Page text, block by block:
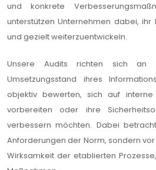
und konkrete
unterstützen Unternehmen dabei, ihr
und gezielt weiterzuentwickeln.
Unsere Audits richten sich an
Umsetzungsstand ihres
objektiv bewerten, sich auf
vorbereiten oder ihre
verbessern möchten. Dabei
Anforderungen der Norm, sondern
Wirksamkeit der etablierten